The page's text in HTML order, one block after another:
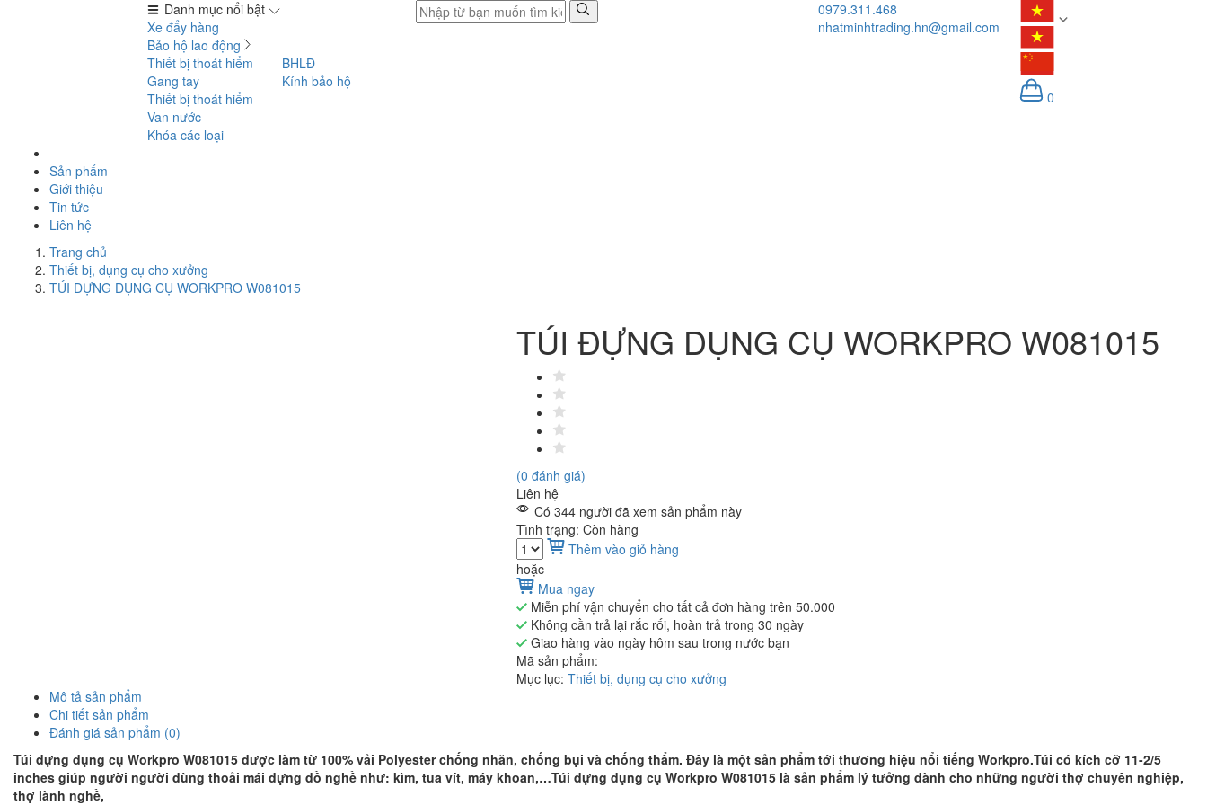
Danh mục nổi bật
Xe đẩy hàng
Bảo hộ lao động
Thiết bị thoát hiểm
BHLĐ
Gang tay
Kính bảo hộ
Thiết bị thoát hiểm
Van nước
Khóa các loại
0979.311.468
nhatminhtrading.hn@gmail.com
0
Sản phẩm
Giới thiệu
Tin tức
Liên hệ
Trang chủ
Thiết bị, dụng cụ cho xưởng
TÚI ĐỰNG DỤNG CỤ WORKPRO W081015
TÚI ĐỰNG DỤNG CỤ WORKPRO W081015
(0 đánh giá)
Liên hệ
Có 344 người đã xem sản phẩm này
Tình trạng: Còn hàng
Thêm vào giỏ hàng
hoặc
Mua ngay
Miễn phí vận chuyển cho tất cả đơn hàng trên 50.000
Không cần trả lại rắc rối, hoàn trả trong 30 ngày
Giao hàng vào ngày hôm sau trong nước bạn
Mã sản phẩm:
Mục lục: Thiết bị, dụng cụ cho xưởng
Mô tả sản phẩm
Chi tiết sản phẩm
Đánh giá sản phẩm (0)
Túi đựng dụng cụ Workpro W081015 được làm từ 100% vải Polyester chống nhăn, chống bụi và chống thẩm. Đây là một sản phẩm tới thương hiệu nổi tiếng Workpro.Túi có kích cỡ 11-2/5
inches giúp người người dùng thoải mái đựng đồ nghề như: kìm, tua vít, máy khoan,…Túi đựng dụng cụ Workpro W081015 là sản phẩm lý tưởng dành cho những người thợ chuyên nghiệp,
thợ lành nghề,